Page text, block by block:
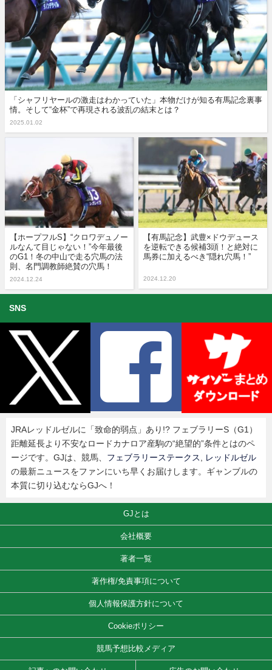
「シャフリヤールの激走はわかっていた」本物だけが知る有馬記念裏事
情。そして“金杯”で再現される波乱の結末とは？
2025.01.02
【ホープフルS】“クロワデュノー
ルなんて目じゃない！”今年最後
のG1！冬の中山で走る穴馬の法
則、名門調教師絶賛の穴馬！
2024.12.24
【有馬記念】武豊×ドウデュース
を逆転できる候補3頭！と絶対に
馬券に加えるべき“隠れ穴馬！”
2024.12.20
SNS
JRAレッドルゼルに「致命的弱点」あり!? フェブラリーS（G1）
距離延長より不安なロードカナロア産駒の“絶望的”条件とはのペ
ージです。GJは、競馬、 フェブラリーステークス
レッドルゼル
の最新ニュースをファンにいち早くお届けします。ギャンブルの
本質に切り込むならGJへ！
GJとは
会社概要
著者一覧
著作権/免責事項について
個人情報保護方針について
Cookieポリシー
競馬予想比較メディア